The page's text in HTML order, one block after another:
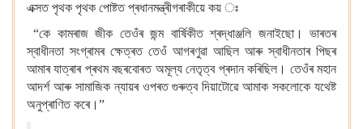
এক্সত পৃথক পৃথক পোষ্টত প্ৰধানমন্ত্ৰীগৰাকীয়ে কয় ঃ
“কে কামৰাজ জীক তেওঁৰ জন্ম বাৰ্ষিকীত শ্ৰদ্ধাঞ্জলি জনাইছো। ভাৰতৰ
স্বাধীনতা সংগ্ৰামৰ ক্ষেত্ৰত তেওঁ আগৰণুৱা আছিল আৰু স্বাধীনতাৰ পিছৰ
আমাৰ যাত্ৰাৰ প্ৰথম বছৰবোৰত অমূল্য নেতৃত্ব প্ৰদান কৰিছিল। তেওঁৰ মহান
আদৰ্শ আৰু সামাজিক ন্যায়ৰ ওপৰত গুৰুত্ব দিয়াটোৱে আমাক সকলোকে যথেষ্ট
অনুপ্ৰাণিত কৰে।”